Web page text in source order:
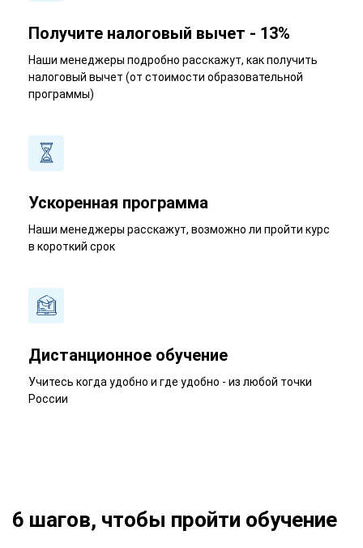
Получите налоговый вычет - 13%
Наши менеджеры подробно расскажут, как получить
налоговый вычет (от стоимости образовательной
программы)
Ускоренная программа
Наши менеджеры расскажут, возможно ли пройти курс
в короткий срок
Дистанционное обучение
Учитесь когда удобно и где удобно - из любой точки
России
6 шагов, чтобы пройти обучение